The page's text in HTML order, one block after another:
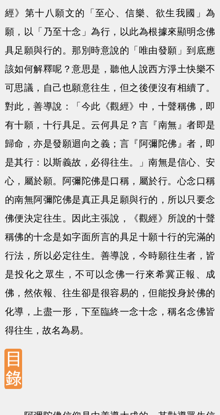
經》第十八願文的「至心、信樂、欲生我國」為
願，以「乃至十念」為行，以此為根據來顯明念佛
具足願與行的。那別時意說的「唯由發願」到底應
該如何解釋呢？意思是，聽他人說西方淨土快樂不
可思議，自己也願意往生，但之後便沒有相續了。
對此，善導說：「今此《觀經》中，十聲稱佛，即
有十願，十行具足。云何具足？言『南無』者即是
歸命，亦是發願迴向之義；言『阿彌陀佛』者，即
是其行：以斯義故，必得往生。」南無是信心、安
心，屬於願。阿彌陀佛是口稱，屬於行。心念口稱
的南無阿彌陀佛是真正具足願與行的，所以只要念
佛便決定往生。因此主張說，《觀經》所說的十聲
稱佛的十念是如字面所言的具足十願十行的完滿的
行法，所以必定往生。善導說，今時願往生者，皆
是投化之眾生，不可以念佛一行來希冀正報、成
佛，然依報、往生卻是很容易的，但能投身於佛的
化導，上盡一形，下至臨終一念十念，稱名念佛皆
得往生，故名為易。
六